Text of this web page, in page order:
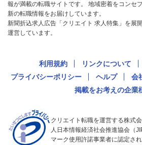
報が満載の転職サイトです。 地域密着をコンセ
新の転職情報をお届けしています。
新聞折込求人広告「クリエイト 求人特集」を展
運営しています。
利用規約 リンクについて
プライバシーポリシー
ヘルプ 会
掲載をお考えの企業
クリエイト転職を運営する株式
人日本情報経済社会推進協会（
マーク使用許諾事業者に認定され